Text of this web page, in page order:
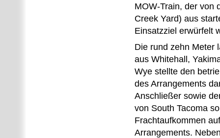
MOW-Train, der von
Creek Yard) aus
Einsatzziel erwürfelt
Die rund zehn Meter
aus Whitehall,
Wye stellte den
des Arrangements
Anschließer sowie
von South Tacoma
Frachtaufkommen
Arrangements.